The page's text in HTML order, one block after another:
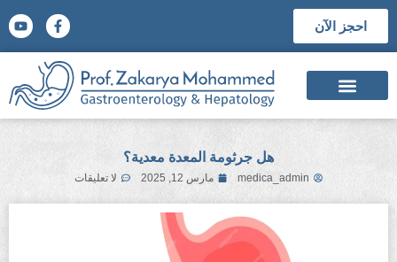
احجز الآن
هل جرثومة المعدة معدية؟
medica_admin مارس 12, 2025 لا تعليقات